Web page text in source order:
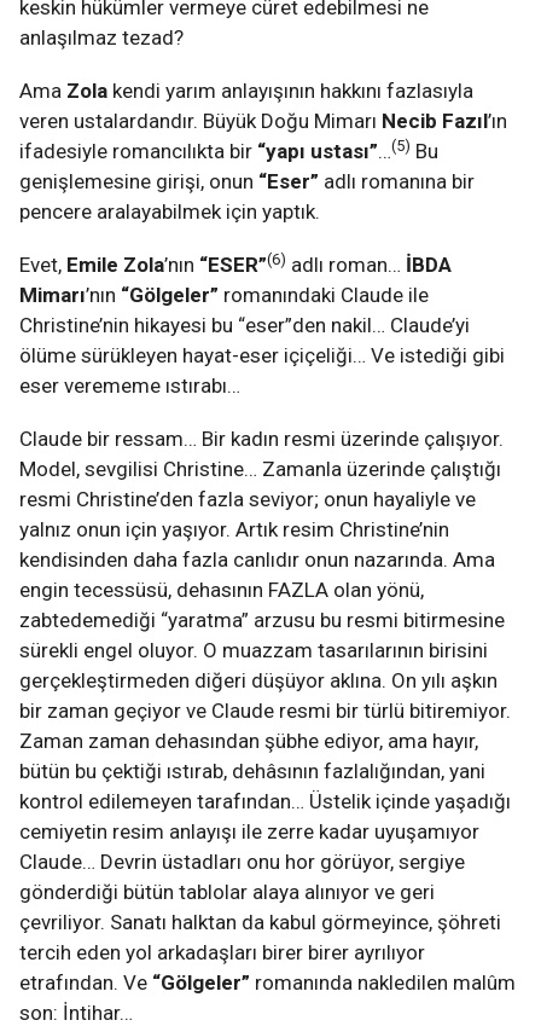
keskin hükümler vermeye cüret edebilmesi ne
anlaşılmaz tezad?
Ama Zola kendi yarım anlayışının hakkını fazlasıyla
veren ustalardandır. Büyük Doğu Mimarı Necib Fazıl’ın
ifadesiyle romancılıkta bir “yapı ustası”…(5) Bu
genişlemesine girişi, onun “Eser” adlı romanına bir
pencere aralayabilmek için yaptık.
Evet, Emile Zola’nın “ESER”(6) adlı roman… İBDA
Mimarı’nın “Gölgeler” romanındaki Claude ile
Christine’nin hikayesi bu “eser”den nakil… Claude’yi
ölüme sürükleyen hayat-eser içiçeliği… Ve istediği gibi
eser verememe ıstırabı…
Claude bir ressam… Bir kadın resmi üzerinde çalışıyor.
Model, sevgilisi Christine… Zamanla üzerinde çalıştığı
resmi Christine’den fazla seviyor; onun hayaliyle ve
yalnız onun için yaşıyor. Artık resim Christine’nin
kendisinden daha fazla canlıdır onun nazarında. Ama
engin tecessüsü, dehasının FAZLA olan yönü,
zabtedemediği “yaratma” arzusu bu resmi bitirmesine
sürekli engel oluyor. O muazzam tasarılarının birisini
gerçekleştirmeden diğeri düşüyor aklına. On yılı aşkın
bir zaman geçiyor ve Claude resmi bir türlü bitiremiyor.
Zaman zaman dehasından şübhe ediyor, ama hayır,
bütün bu çektiği ıstırab, dehâsının fazlalığından, yani
kontrol edilemeyen tarafından… Üstelik içinde yaşadığı
cemiyetin resim anlayışı ile zerre kadar uyuşamıyor
Claude… Devrin üstadları onu hor görüyor, sergiye
gönderdiği bütün tablolar alaya alınıyor ve geri
çevriliyor. Sanatı halktan da kabul görmeyince, şöhreti
tercih eden yol arkadaşları birer birer ayrılıyor
etrafından. Ve “Gölgeler” romanında nakledilen malûm
son: İntihar…